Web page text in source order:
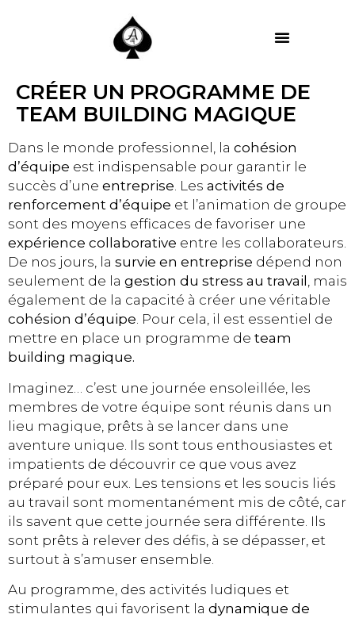
CRÉER UN PROGRAMME DE
TEAM BUILDING MAGIQUE
Dans le monde professionnel, la cohésion
d’équipe est indispensable pour garantir le
succès d’une entreprise. Les activités de
renforcement d’équipe et l’animation de groupe
sont des moyens efficaces de favoriser une
expérience collaborative entre les collaborateurs.
De nos jours, la survie en entreprise dépend non
seulement de la gestion du stress au travail , mais
également de la capacité à créer une véritable
cohésion d’équipe. Pour cela, il est essentiel de
mettre en place un programme de team
building magique.
Imaginez… c’est une journée ensoleillée, les
membres de votre équipe sont réunis dans un
lieu magique, prêts à se lancer dans une
aventure unique. Ils sont tous enthousiastes et
impatients de découvrir ce que vous avez
préparé pour eux. Les tensions et les soucis liés
au travail sont momentanément mis de côté, car
ils savent que cette journée sera différente. Ils
sont prêts à relever des défis, à se dépasser, et
surtout à s’amuser ensemble.
Au programme, des activités ludiques et
stimulantes qui favorisent la dynamique de